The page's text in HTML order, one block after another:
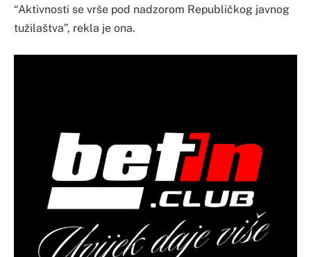
“Aktivnosti se vrše pod nadzorom Republičkog javnog
tužilaštva”, rekla je ona.